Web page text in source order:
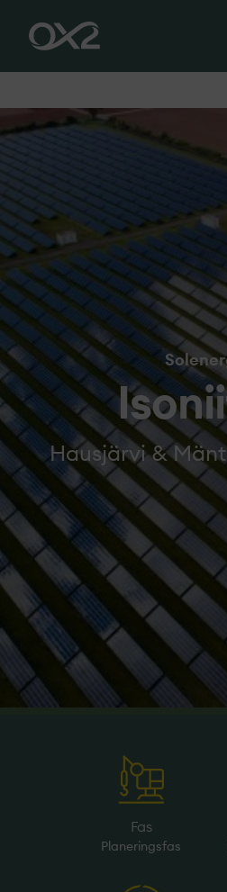
Hausjärvi &
Fas
Planeringsfas